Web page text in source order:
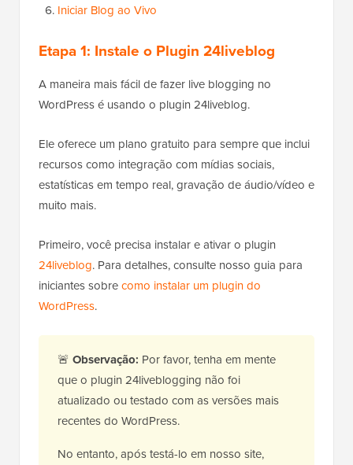
Iniciar Blog ao Vivo
Etapa 1: Instale o Plugin 24liveblog
A maneira mais fácil de fazer live blogging no
WordPress é usando o plugin 24liveblog.
Ele oferece um plano gratuito para sempre que inclui
recursos como integração com mídias sociais,
estatísticas em tempo real, gravação de áudio/vídeo e
muito mais.
Primeiro, você precisa instalar e ativar o plugin
24liveblog. Para detalhes, consulte nosso guia para
iniciantes sobrecomo instalar um plugin do
WordPress.
🚨 Observação: Por favor, tenha em mente
que o plugin 24liveblogging não foi
atualizado ou testado com as versões mais
recentes do WordPress.
No entanto, após testá-lo em nosso site,